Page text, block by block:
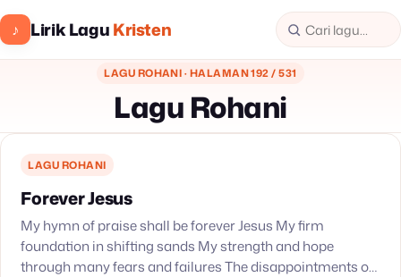
♪ Lirik LaguKristen
LAGU ROHANI · HALAMAN 192 / 531
Lagu Rohani
LAGU ROHANI
Forever Jesus
My hymn of praise shall be forever Jesus My firm
foundation in shifting sands My strength and hope
through many fears and failures The disappointments of